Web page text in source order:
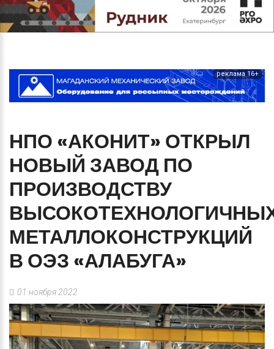
реклама 16+
НПО «АКОНИТ» ОТКРЫЛ
НОВЫЙ ЗАВОД ПО
ПРОИЗВОДСТВУ
МЕТАЛЛОКОНСТРУКЦИЙ
В ОЭЗ «АЛАБУГА»
01 ноября 2022